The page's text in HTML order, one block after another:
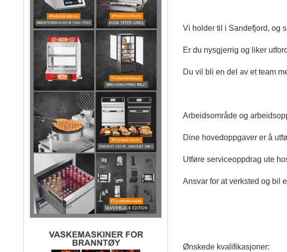
Vi holder til i Sandefjord, og
Er du nysgjerrig og liker
Du vil bli en del av et team
Arbeidsområde og
Dine hovedoppgaver er å
Utføre serviceoppdrag ute
Ansvar for at verksted og bil
Ønskede kvalifikasjoner: